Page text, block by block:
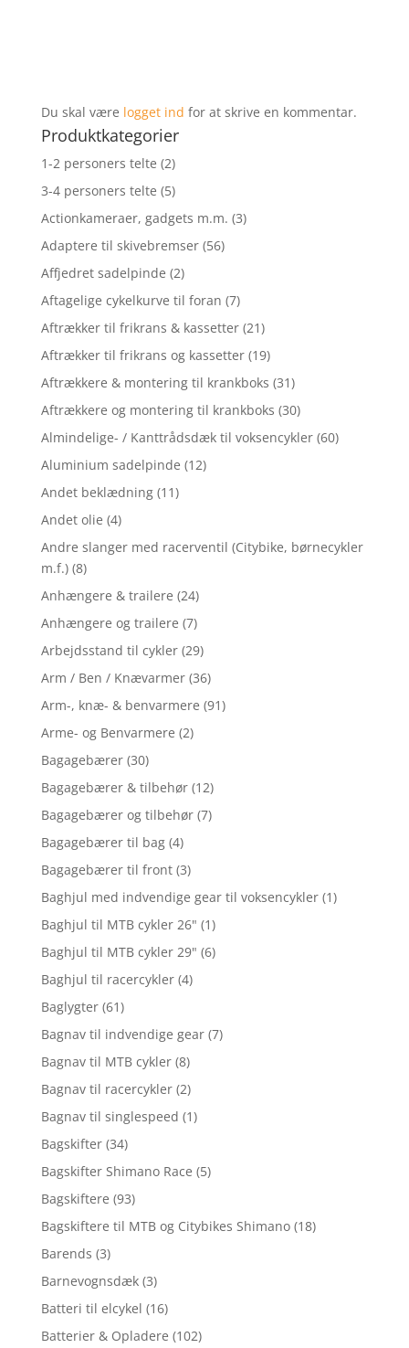
Du skal være logget ind for at skrive en kommentar.
Produktkategorier
1-2 personers telte (2)
3-4 personers telte (5)
Actionkameraer, gadgets m.m. (3)
Adaptere til skivebremser (56)
Affjedret sadelpinde (2)
Aftagelige cykelkurve til foran (7)
Aftrækker til frikrans & kassetter (21)
Aftrækker til frikrans og kassetter (19)
Aftrækkere & montering til krankboks (31)
Aftrækkere og montering til krankboks (30)
Almindelige- / Kanttrådsdæk til voksencykler (60)
Aluminium sadelpinde (12)
Andet beklædning (11)
Andet olie (4)
Andre slanger med racerventil (Citybike, børnecykler
m.f.) (8)
Anhængere & trailere (24)
Anhængere og trailere (7)
Arbejdsstand til cykler (29)
Arm / Ben / Knævarmer (36)
Arm-, knæ- & benvarmere (91)
Arme- og Benvarmere (2)
Bagagebærer (30)
Bagagebærer & tilbehør (12)
Bagagebærer og tilbehør (7)
Bagagebærer til bag (4)
Bagagebærer til front (3)
Baghjul med indvendige gear til voksencykler (1)
Baghjul til MTB cykler 26" (1)
Baghjul til MTB cykler 29" (6)
Baghjul til racercykler (4)
Baglygter (61)
Bagnav til indvendige gear (7)
Bagnav til MTB cykler (8)
Bagnav til racercykler (2)
Bagnav til singlespeed (1)
Bagskifter (34)
Bagskifter Shimano Race (5)
Bagskiftere (93)
Bagskiftere til MTB og Citybikes Shimano (18)
Barends (3)
Barnevognsdæk (3)
Batteri til elcykel (16)
Batterier & Opladere (102)